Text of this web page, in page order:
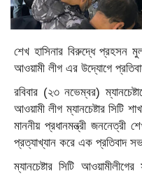
শেখ হাসিনার বিরুদ্ধে প্রহসন
আওয়ামী লীগ এর উদ্যোগে
রবিবার (২৩ নভেম্বর)
আওয়ামী লীগ ম্যানচেষ্টার সিটি
মাননীয় প্রধানমন্ত্রী জননেত্রী
প্রত্যাখ্যান করে এক প্রতিবাদ
ম্যানচেষ্টার সিটি